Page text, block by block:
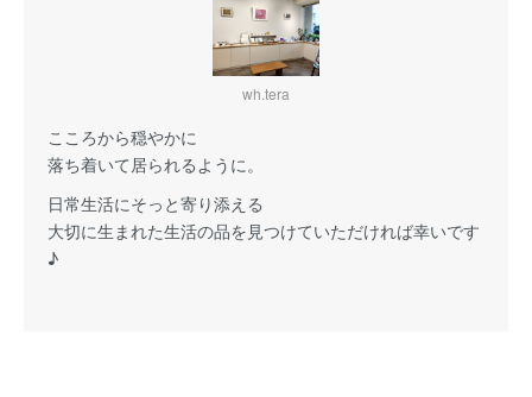
wh.tera
こころから穏やかに
落ち着いて居られるように。
日常生活にそっと寄り添える
大切に生まれた生活の品を見つけていただければ幸いです
♪